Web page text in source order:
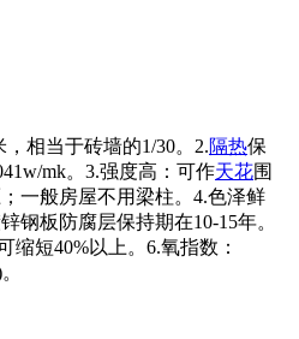
相当于砖墙的1/30。2.隔热保
mk。3.强度高：可作天花围
一般房屋不用梁柱。4.色泽鲜
钢板防腐层保持期在10-15年。
缩短40%以上。6.氧指数：